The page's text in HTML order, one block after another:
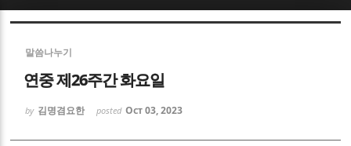
말씀나누기
연중 제26주간 화요일
by 김명겸요한 posted Oct 03, 2023
Sketchbook5, 스케치북5
Sketchbook5, 스케치북5